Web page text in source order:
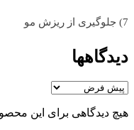
7) جلوگیری از ریزش مو
دیدگاهها
هیچ دیدگاهی برای این